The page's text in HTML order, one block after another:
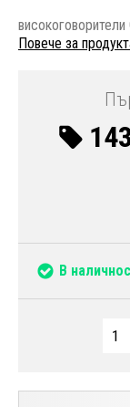
Повече за
В